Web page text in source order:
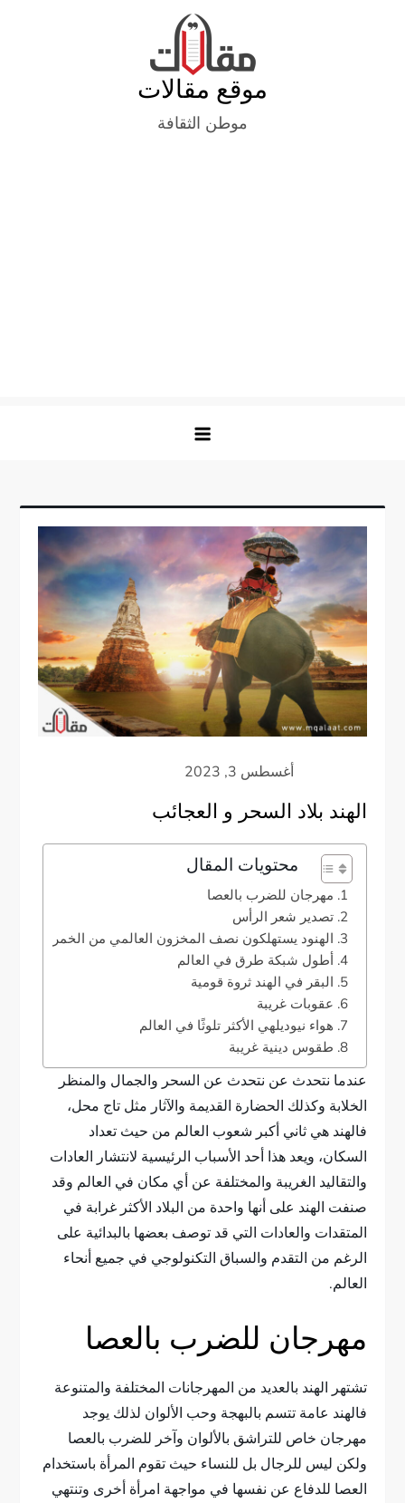
موقع مقالات
موطن الثقافة
الهند بلاد السحر و العجائب
محتويات المقال
مهرجان للضرب بالعصا
تصدير شعر الرأس
الهنود يستهلكون نصف المخزون العالمي من الخمر
أطول شبكة طرق في العالم
البقر في الهند ثروة قومية
عقوبات غريبة
هواء نيوديلهي الأكثر تلوثًا في العالم
طقوس دينية غريبة
عندما نتحدث عن نتحدث عن السحر والجمال والمنظر
الخلابة وكذلك الحضارة القديمة والآثار مثل تاج محل،
فالهند هي ثاني أكبر شعوب العالم من حيث تعداد
السكان، ويعد هذا أحد الأسباب الرئيسية لانتشار العادات
والتقاليد الغريبة والمختلفة عن أي مكان في العالم وقد
صنفت الهند على أنها واحدة من البلاد الأكثر غرابة في
المتقدات والعادات التي قد توصف بعضها بالبدائية على
الرغم من التقدم والسباق التكنولوجي في جميع أنحاء
العالم.
مهرجان للضرب بالعصا
تشتهر الهند بالعديد من المهرجانات المختلفة والمتنوعة
فالهند عامة تتسم بالبهجة وحب الألوان لذلك يوجد
مهرجان خاص للتراشق بالألوان وآخر للضرب بالعصا
ولكن ليس للرجال بل للنساء حيث تقوم المرأة باستخدام
العصا للدفاع عن نفسها في مواجهة امرأة أخرى وتنتهي